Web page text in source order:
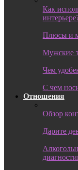
Как
Плюсы и
Мужские
Чем
С чем
Отношения
Обзор
Дарите